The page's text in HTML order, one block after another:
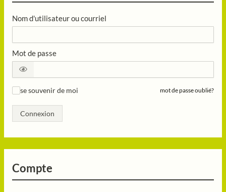
Nom d'utilisateur ou courriel
Mot de passe
se souvenir de moi mot de passe oublié?
Connexion
Compte